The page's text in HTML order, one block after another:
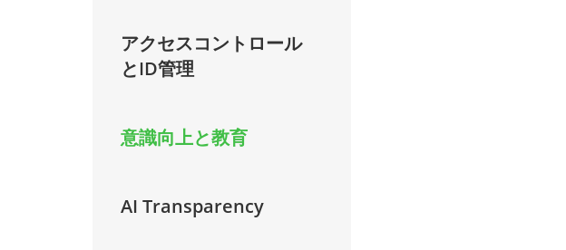
アクセスコントロール
とID管理
意識向上と教育
AI Transparency